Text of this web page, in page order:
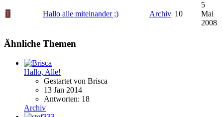
T Hallo alle miteinander ;) Archiv 10
5
Mai
2008
Ähnliche Themen
Hallo, Alle!
Gestartet von Brisca
13 Jan 2014
Antworten: 18
Archiv